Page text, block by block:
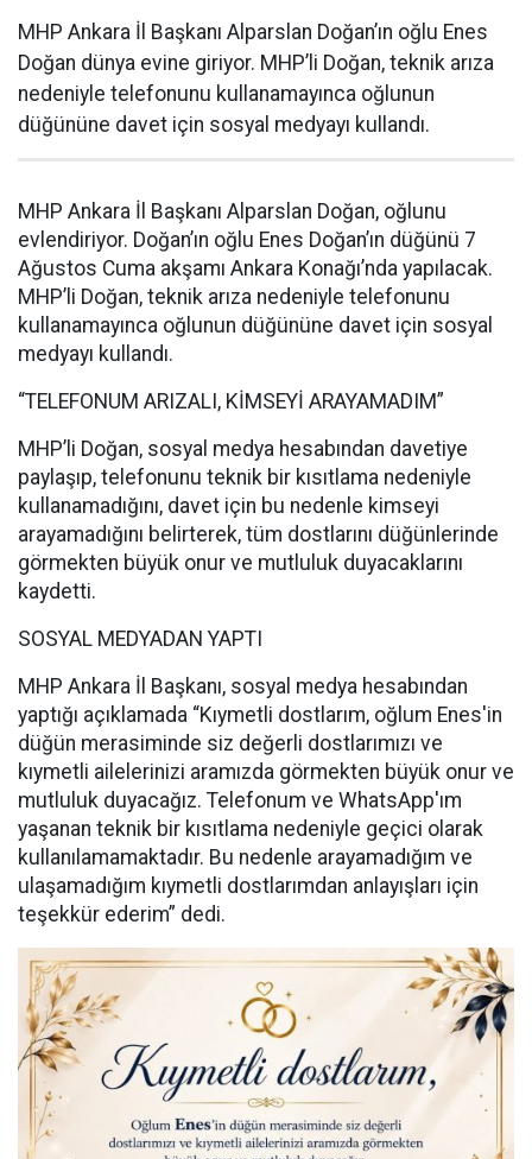
MHP Ankara İl Başkanı Alparslan Doğan’ın oğlu Enes
Doğan dünya evine giriyor. MHP’li Doğan, teknik arıza
nedeniyle telefonunu kullanamayınca oğlunun
düğününe davet için sosyal medyayı kullandı.
MHP Ankara İl Başkanı Alparslan Doğan, oğlunu
evlendiriyor. Doğan’ın oğlu Enes Doğan’ın düğünü 7
Ağustos Cuma akşamı Ankara Konağı’nda yapılacak.
MHP’li Doğan, teknik arıza nedeniyle telefonunu
kullanamayınca oğlunun düğününe davet için sosyal
medyayı kullandı.
“TELEFONUM ARIZALI, KİMSEYİ ARAYAMADIM”
MHP’li Doğan, sosyal medya hesabından davetiye
paylaşıp, telefonunu teknik bir kısıtlama nedeniyle
kullanamadığını, davet için bu nedenle kimseyi
arayamadığını belirterek, tüm dostlarını düğünlerinde
görmekten büyük onur ve mutluluk duyacaklarını
kaydetti.
SOSYAL MEDYADAN YAPTI
MHP Ankara İl Başkanı, sosyal medya hesabından
yaptığı açıklamada “Kıymetli dostlarım, oğlum Enes'in
düğün merasiminde siz değerli dostlarımızı ve
kıymetli ailelerinizi aramızda görmekten büyük onur ve
mutluluk duyacağız. Telefonum ve WhatsApp'ım
yaşanan teknik bir kısıtlama nedeniyle geçici olarak
kullanılamamaktadır. Bu nedenle arayamadığım ve
ulaşamadığım kıymetli dostlarımdan anlayışları için
teşekkür ederim” dedi.